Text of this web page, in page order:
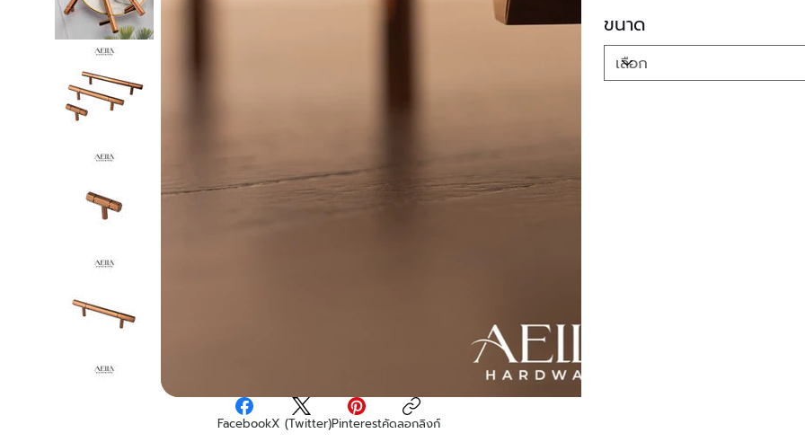
ขนาด
FacebookX (Twitter)Pinterestคัดลอกลิงก์